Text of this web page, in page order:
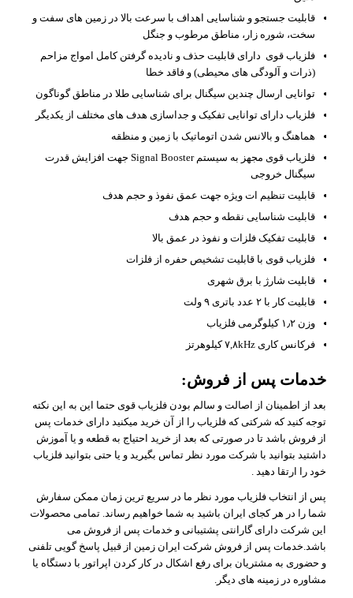
قابلیت جستجو و شناسایی اهداف با سرعت بالا در زمین های سفت و
سخت، شوره زار، مناطق مرطوب و جنگل
فلزیاب قوی دارای قابلیت حذف و نادیده گرفتن کامل امواج مزاحم
(ذرات و آلودگی های محیطی) و فاقد خطا
توانایی ارسال چندین سیگنال برای شناسایی طلا در مناطق گوناگون
فلزیاب دارای توانایی تفکیک و جداسازی هدف های مختلف از یکدیگر
هماهنگ و بالانس شدن اتوماتیک با زمین و منظقه
فلزیاب قوی مجهز به سیستم Signal Booster جهت افزایش قدرت
سیگنال خروجی
قابلیت تنظیم ات ویژه جهت عمق نفوذ و حجم هدف
قابلیت شناسایی نقطه و حجم هدف
قابلیت تفکیک فلزات و نفوذ در عمق بالا
فلزیاب قوی با قابلیت تشخیص حفره از فلزات
قابلیت شارژ با برق شهری
قابلیت کار با ۲ عدد باتری ۹ ولت
وزن ۱٫۲ کیلوگرمی فلزیاب
فرکانس کاری ۷,۸kHz کیلوهرتز
خدمات پس از فروش:
بعد از اطمینان از اصالت و سالم بودن فلزیاب قوی حتما این به این نکته
توجه کنید که شرکتی که فلزیاب را از آن خرید میکنید دارای خدمات پس
از فروش باشد تا در صورتی که بعد از خرید احتیاج به قطعه و یا آموزش
داشتید بتوانید با شرکت مورد نظر تماس بگیرید و یا حتی بتوانید فلزیاب
خود را ارتقا دهید .
پس از انتخاب فلزیاب مورد نظر ما در سریع ترین زمان ممکن سفارش
شما را در هر کجای ایران باشید به شما خواهیم رساند. تمامی محصولات
این شرکت دارای گارانتی پشتیبانی و خدمات پس از فروش می
باشد.خدمات پس از فروش شرکت ایران زمین از قبیل پاسخ گویی تلفنی
و حضوری به مشتریان برای رفع اشکال در کار کردن اپراتور با دستگاه یا
مشاوره در زمینه های دیگر.